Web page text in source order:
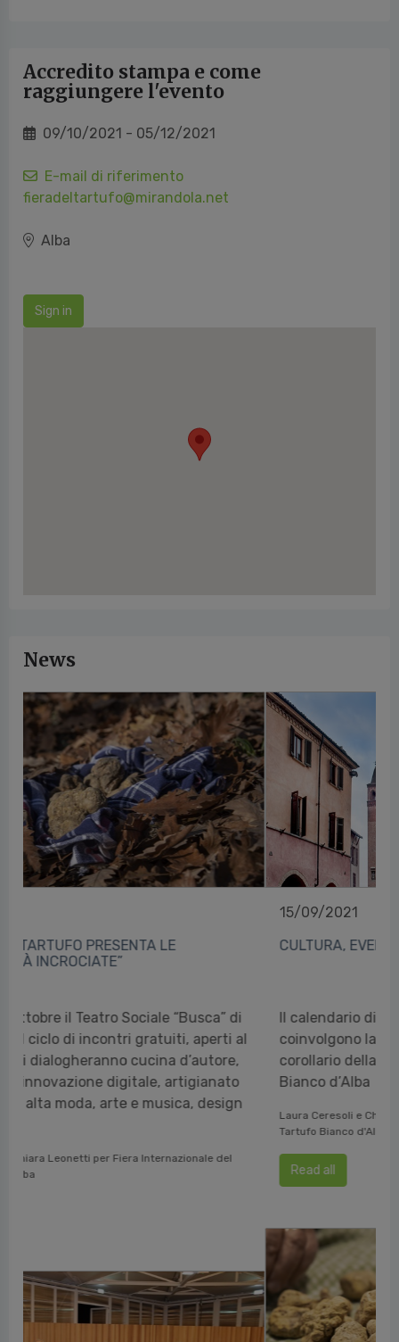
Accredito stampa e come
raggiungere l'evento
09/10/2021 - 05/12/2021
E-mail di riferimento
fieradeltartufo@mirandola.net
Alba
Sign in
News
CULTURA, EVENTI E MANIFESTAZIONI
Il calendario di incontri e appuntamenti che
coinvolgono la Città di Alba e il territorio, a
corollario della Fiera Internazionale del Tartufo
Bianco d’Alba
Laura Ceresoli e Chiara Leonetti per Fiera Internazionale del